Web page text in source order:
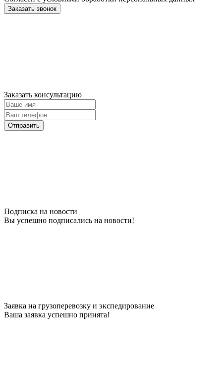
Заказать консультацию
Подписка на новости
Вы успешно подписались на новости!
Заявка на грузоперевозку и экспедирование
Ваша заявка успешно принята!